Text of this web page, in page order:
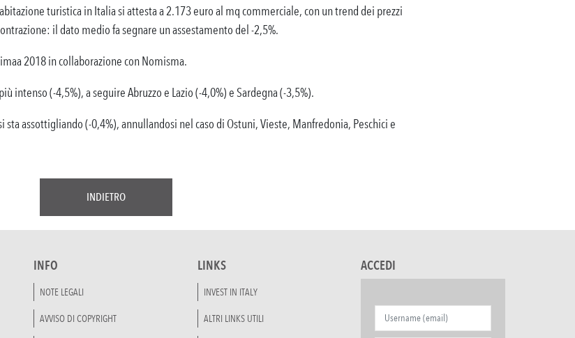
turistica in Italia si attesta a 2.173 euro al mq commerciale, con un trend dei prezzi
il dato medio fa segnare un assestamento del -2,5%.
2018 in collaborazione con Nomisma.
intenso (-4,5%), a seguire Abruzzo e Lazio (-4,0%) e Sardegna (-3,5%).
assottigliando (-0,4%), annullandosi nel caso di Ostuni, Vieste, Manfredonia, Peschici e
INDIETRO
INFO
NOTE LEGALI
AVVISO DI COPYRIGHT
LINKS
INVEST IN ITALY
ALTRI LINKS UTILI
ACCEDI